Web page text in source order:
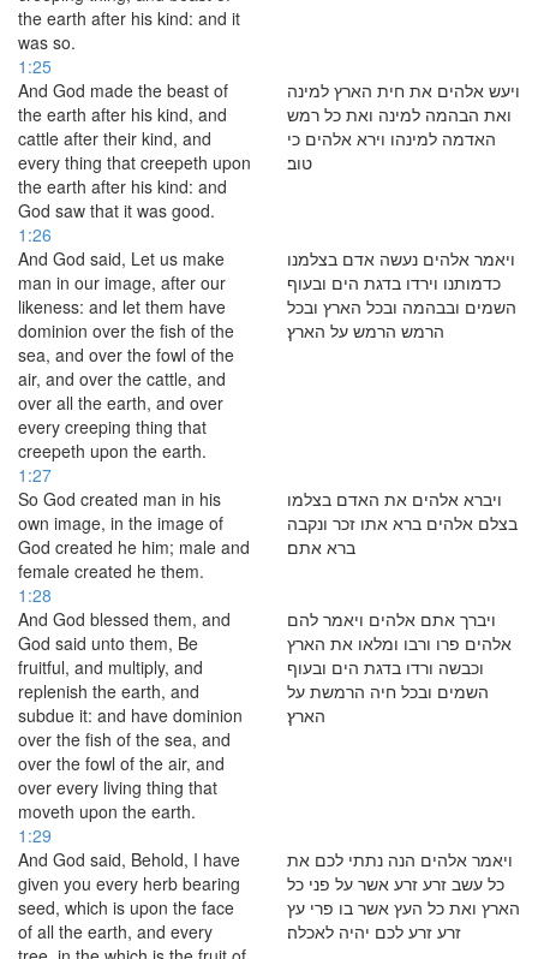
the earth after his kind: and it
was so.
1:25
And God made the beast of
the earth after his kind, and
cattle after their kind, and
every thing that creepeth upon
the earth after his kind: and
God saw that it was good.
ויעש אלהים את חית הארץ למינה
ואת הבהמה למינה ואת כל רמש
האדמה למינהו וירא אלהים כי
טוב׃
1:26
And God said, Let us make
man in our image, after our
likeness: and let them have
dominion over the fish of the
sea, and over the fowl of the
air, and over the cattle, and
over all the earth, and over
every creeping thing that
creepeth upon the earth.
ויאמר אלהים נעשה אדם בצלמנו
כדמותנו וירדו בדגת הים ובעוף
השמים ובבהמה ובכל הארץ ובכל
הרמש הרמש על הארץ׃
1:27
So God created man in his
own image, in the image of
God created he him; male and
female created he them.
ויברא אלהים את האדם בצלמו
בצלם אלהים ברא אתו זכר ונקבה
ברא אתם׃
1:28
And God blessed them, and
God said unto them, Be
fruitful, and multiply, and
replenish the earth, and
subdue it: and have dominion
over the fish of the sea, and
over the fowl of the air, and
over every living thing that
moveth upon the earth.
ויברך אתם אלהים ויאמר להם
אלהים פרו ורבו ומלאו את הארץ
וכבשה ורדו בדגת הים ובעוף
השמים ובכל חיה הרמשת על
הארץ׃
1:29
And God said, Behold, I have
given you every herb bearing
seed, which is upon the face
of all the earth, and every
ויאמר אלהים הנה נתתי לכם את
כל עשב זרע זרע אשר על פני כל
הארץ ואת כל העץ אשר בו פרי עץ
זרע זרע לכם יהיה לאכלה׃